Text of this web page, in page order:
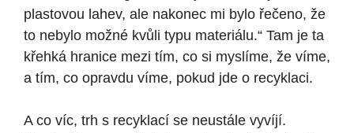
plastovou lahev, ale nakonec mi bylo řečeno, že
to nebylo možné kvůli typu materiálu.“ Tam je ta
křehká hranice mezi tím, co si myslíme, že víme,
a tím, co opravdu víme, pokud jde o recyklaci.
A co víc, trh s recyklací se neustále vyvíjí.